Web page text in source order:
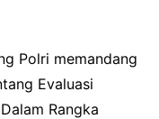
Polri memandang
Evaluasi
Rangka